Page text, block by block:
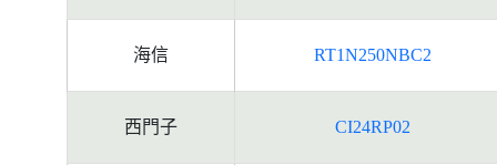
海信 RT1N250NBC2
西門子 CI24RP02